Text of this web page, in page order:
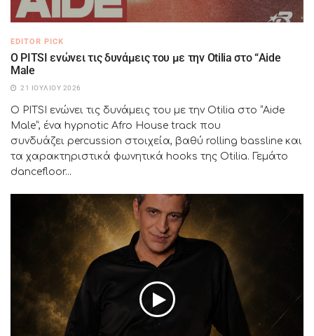
EDITOR PICK
Ο PITSI ενώνει τις δυνάμεις του με την Otilia στο “Aide
Male
21 ΙΟΥΛΊΟΥ 2026
Ο PITSI ενώνει τις δυνάμεις του με την Otilia στο “Aide
Male”, ένα hypnotic Afro House track που
συνδυάζει percussion στοιχεία, βαθύ rolling bassline και
τα χαρακτηριστικά φωνητικά hooks της Otilia. Γεμάτο
dancefloor...